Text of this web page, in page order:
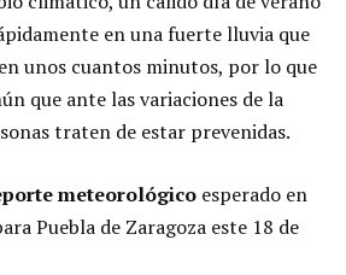
en una fuerte lluvia que
unos cuantos minutos, por lo que
que ante las variaciones de la
traten de estar prevenidas.
meteorológico esperado en
Puebla de Zaragoza este 18 de